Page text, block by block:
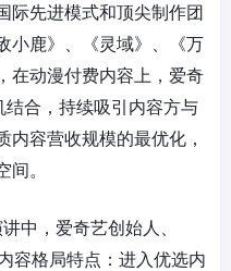
际先进模式和顶尖制作团
小鹿》、《灵域》、《万
在动漫付费内容上，爱奇
合，持续吸引内容方与
容营收规模的最优化，
。
中，爱奇艺创始人、
容格局特点：进入优选内